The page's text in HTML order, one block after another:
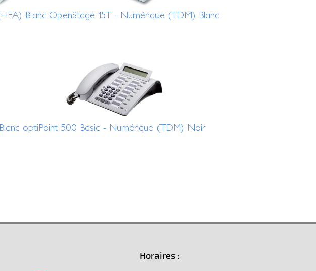
Blanc OpenStage 15T - Numérique (TDM) Blanc
optiPoint 500 Basic - Numérique (TDM) Noir
Horaires :